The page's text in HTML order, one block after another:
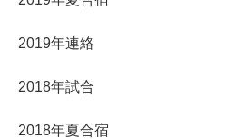
2019年連絡
2018年試合
2018年夏合宿